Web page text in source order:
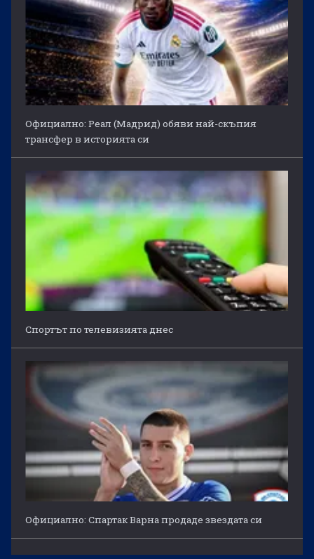
Официално: Реал (Мадрид) обяви най-скъпия
трансфер в историята си
Спортът по телевизията днес
Официално: Спартак Варна продаде звездата си